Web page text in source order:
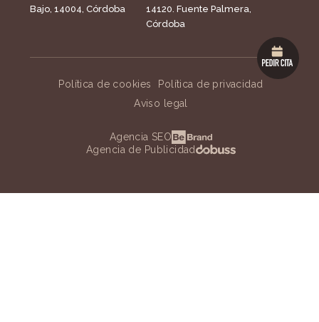
Bajo, 14004, Córdoba
14120. Fuente Palmera,
Córdoba
Política de cookies
Política de privacidad
Aviso legal
Agencia SEO
Agencia de Publicidad